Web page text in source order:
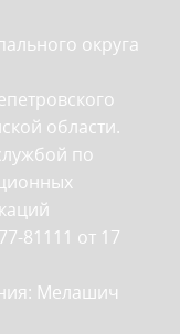
округа
области.
по
81111 от 17
Мелашич